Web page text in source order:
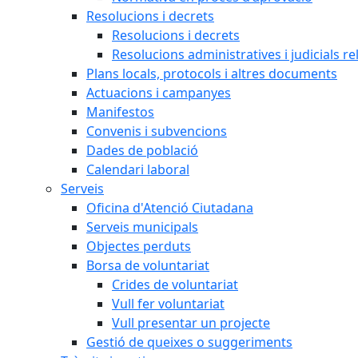
Resolucions i decrets
Resolucions i decrets
Resolucions administratives i judicials
Plans locals, protocols i altres documents
Actuacions i campanyes
Manifestos
Convenis i subvencions
Dades de població
Calendari laboral
Serveis
Oficina d'Atenció Ciutadana
Serveis municipals
Objectes perduts
Borsa de voluntariat
Crides de voluntariat
Vull fer voluntariat
Vull presentar un projecte
Gestió de queixes o suggeriments